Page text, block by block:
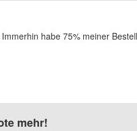
habe 75% meiner
mehr!